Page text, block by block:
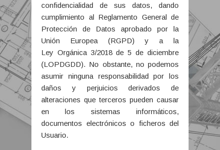
confidencialidad de sus datos, dando
cumplimiento al Reglamento General de
Protección de Datos aprobado por la
Unión Europea (RGPD) y a la
Ley Orgánica 3/2018 de 5 de diciembre
(LOPDGDD). No obstante, no podemos
asumir ninguna responsabilidad por los
daños y perjuicios derivados de
alteraciones que terceros pueden causar
en los sistemas informáticos,
documentos electrónicos o ficheros del
Usuario.